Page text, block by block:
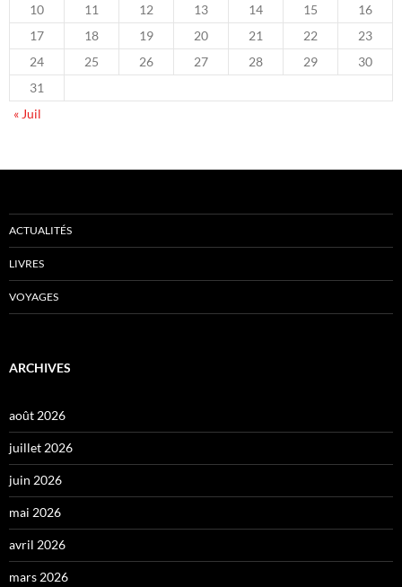
10
11 12 13 14 15
16
17
18 19 20 21 22
23
24
25 26 27 28 29
30
31
« Juil
ACTUALITÉS
LIVRES
VOYAGES
ARCHIVES
août 2026
juillet 2026
juin 2026
mai 2026
avril 2026
mars 2026